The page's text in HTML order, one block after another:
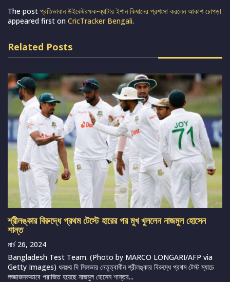
The post প্রতিভাবান উইকেটরক্ষক-ব্যাটার ইশান কিষানের প্রশংসা করলেন আকাশ চোপড়া
appeared first on CricTracker Bengali.
Related Posts
শ্রীলঙ্কার বিরুদ্ধে প্রথম টেস্টে হারের পর মুখ খুললেন নাজমুল হোসেন
শান্ত
মার্চ 26, 2024
Bangladesh Test Team. (Photo by MARCO LONGARI/AFP via
Getty Images) ধনঞ্জয় দি সিলভার নেতৃত্বাধীন শ্রীলঙ্কার বিরুদ্ধে প্রথম টেস্ট ম্যাচে
লজ্জাজনকভাবে পরাজিত হয়েছে নাজমুল হোসেন শান্তর...